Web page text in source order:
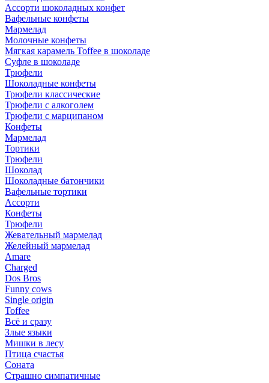
Ассорти шоколадных конфет
Вафельные конфеты
Мармелад
Молочные конфеты
Мягкая карамель Toffee в шоколаде
Суфле в шоколаде
Трюфели
Шоколадные конфеты
Трюфели классические
Трюфели с алкоголем
Трюфели с марципаном
Конфеты
Мармелад
Тортики
Трюфели
Шоколад
Шоколадные батончики
Вафельные тортики
Ассорти
Конфеты
Трюфели
Жевательный мармелад
Желейный мармелад
Amare
Charged
Dos Bros
Funny cows
Single origin
Toffee
Всё и сразу
Злые языки
Мишки в лесу
Птица счастья
Соната
Страшно симпатичные